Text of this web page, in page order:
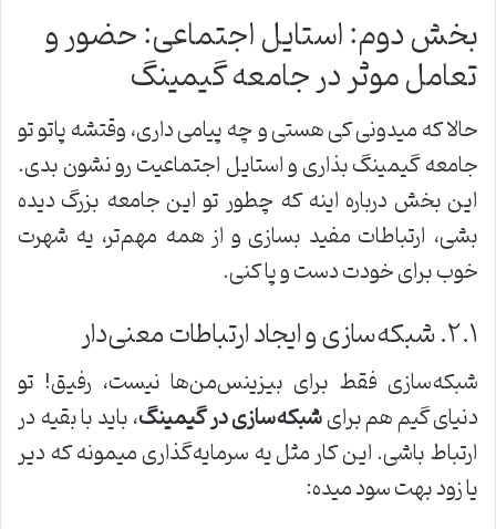
بخش دوم: استایل اجتماعی: حضور و
تعامل موثر در جامعه گیمینگ
حالا که میدونی کی هستی و چه پیامی داری، وقتشه پاتو تو
جامعه گیمینگ بذاری و استایل اجتماعیت رو نشون بدی.
این بخش درباره اینه که چطور تو این جامعه بزرگ دیده
بشی، ارتباطات مفید بسازی و از همه مهم‌تر، یه شهرت
خوب برای خودت دست و پا کنی.
۲.۱. شبکه‌سازی و ایجاد ارتباطات معنی‌دار
شبکه‌سازی فقط برای بیزینس‌من‌ها نیست، رفیق! تو
دنیای گیم هم برایشبکه‌سازی در گیمینگ، باید با بقیه در
ارتباط باشی. این کار مثل یه سرمایه‌گذاری میمونه که دیر
یا زود بهت سود میده: